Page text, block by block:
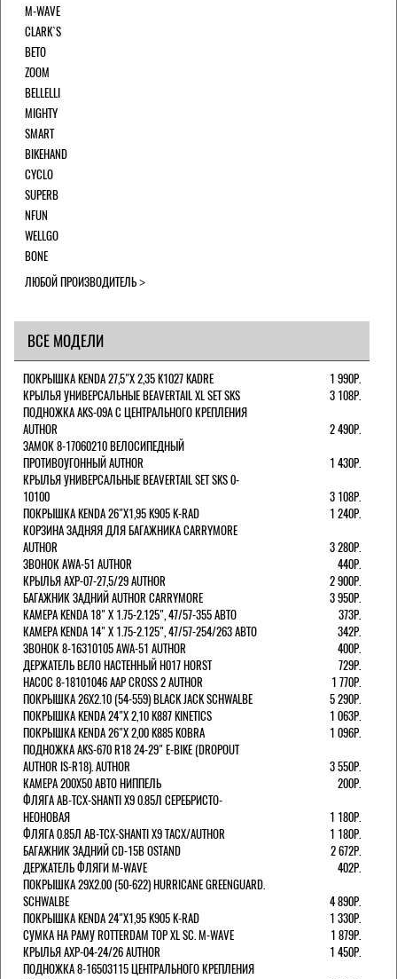
M-WAVE
CLARK`S
BETO
ZOOM
BELLELLI
MIGHTY
SMART
BIKEHAND
CYCLO
SUPERB
NFUN
WELLGO
BONE
ЛЮБОЙ ПРОИЗВОДИТЕЛЬ
ВСЕ МОДЕЛИ
ПОКРЫШКА KENDA 27,5"Х 2,35 K1027 KADRE
1 990Р.
КРЫЛЬЯ УНИВЕРСАЛЬНЫЕ BEAVERTAIL XL SET SKS
3 108Р.
ПОДНОЖКА AKS-09A C ЦЕНТРАЛЬНОГО КРЕПЛЕНИЯ
AUTHOR
2 490Р.
ЗАМОК 8-17060210 ВЕЛОСИПЕДНЫЙ
ПРОТИВОУГОННЫЙ AUTHOR
1 430Р.
КРЫЛЬЯ УНИВЕРСАЛЬНЫЕ BEAVERTAIL SET SKS 0-
10100
3 108Р.
ПОКРЫШКА KENDA 26"Х1,95 K905 K-RAD
1 240Р.
КОРЗИНА ЗАДНЯЯ ДЛЯ БАГАЖНИКА CARRYMORE
AUTHOR
3 280Р.
ЗВОНОК AWA-51 AUTHOR
440Р.
КРЫЛЬЯ AXP-07-27,5/29 AUTHOR
2 900Р.
БАГАЖНИК ЗАДНИЙ AUTHOR CARRYMORE
3 950Р.
КАМЕРА KENDA 18" Х 1.75-2.125", 47/57-355 АВТО
373Р.
КАМЕРА KENDA 14" Х 1.75-2.125", 47/57-254/263 АВТО
342Р.
ЗВОНОК 8-16310105 AWA-51 AUTHOR
400Р.
ДЕРЖАТЕЛЬ ВЕЛО НАСТЕННЫЙ H017 HORST
729Р.
НАСОС 8-18101046 AAP CROSS 2 AUTHOR
1 770Р.
ПОКРЫШКА 26X2.10 (54-559) BLACK JACK SCHWALBE
5 290Р.
ПОКРЫШКА KENDA 24"Х 2,10 K887 KINETICS
1 063Р.
ПОКРЫШКА KENDA 26"Х 2,00 K885 KOBRA
1 096Р.
ПОДНОЖКА AKS-670 R18 24-29" E-BIKE (DROPOUT
AUTHOR IS-R18). AUTHOR
3 550Р.
КАМЕРА 200Х50 АВТО НИППЕЛЬ
200Р.
ФЛЯГА AB-TCX-SHANTI X9 0.85Л СЕРЕБРИСТО-
НЕОНОВАЯ
1 180Р.
ФЛЯГА 0.85Л AB-TCX-SHANTI X9 TACX/AUTHOR
1 180Р.
БАГАЖНИК ЗАДНИЙ CD-15B OSTAND
2 672Р.
ДЕРЖАТЕЛЬ ФЛЯГИ M-WAVE
402Р.
ПОКРЫШКА 29X2.00 (50-622) HURRICANE GREENGUARD.
SCHWALBE
4 890Р.
ПОКРЫШКА KENDA 24"Х1,95 K905 K-RAD
1 330Р.
СУМКА НА РАМУ ROTTERDAM TOP XL SC. M-WAVE
1 879Р.
КРЫЛЬЯ AXP-04-24/26 AUTHOR
1 450Р.
ПОДНОЖКА 8-16503115 ЦЕНТРАЛЬНОГО КРЕПЛЕНИЯ